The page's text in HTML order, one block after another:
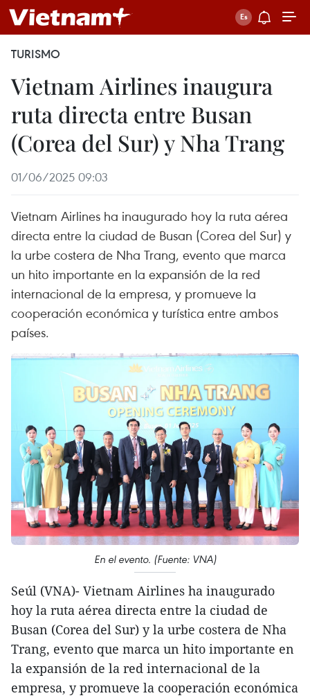
TURISMO
Vietnam Airlines inaugura
ruta directa entre Busan
(Corea del Sur) y Nha Trang
01/06/2025 09:03
Vietnam Airlines ha inaugurado hoy la ruta aérea
directa entre la ciudad de Busan (Corea del Sur) y
la urbe costera de Nha Trang, evento que marca
un hito importante en la expansión de la red
internacional de la empresa, y promueve la
cooperación económica y turística entre ambos
países.
En el evento. (Fuente: VNA)
Seúl (VNA)- Vietnam Airlines ha inaugurado
hoy la ruta aérea directa entre la ciudad de
Busan (Corea del Sur) y la urbe costera de Nha
Trang, evento que marca un hito importante en
la expansión de la red internacional de la
empresa, y promueve la cooperación económica